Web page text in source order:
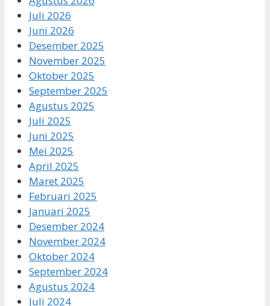
Juli 2026
Juni 2026
Desember 2025
November 2025
Oktober 2025
September 2025
Agustus 2025
Juli 2025
Juni 2025
Mei 2025
April 2025
Maret 2025
Februari 2025
Januari 2025
Desember 2024
November 2024
Oktober 2024
September 2024
Agustus 2024
Juli 2024